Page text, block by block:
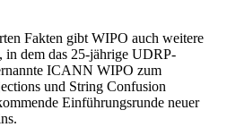
Fakten gibt WIPO auch weitere
in dem das 25-jährige UDRP-
ICANN WIPO zum
und String Confusion
Einführungsrunde neuer